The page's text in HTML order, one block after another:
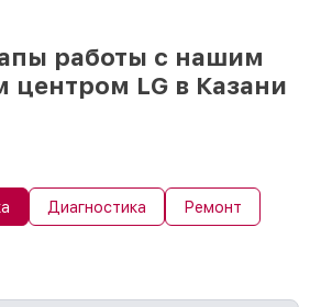
работы с нашим
центром LG в Казани
Диагностика Ремонт